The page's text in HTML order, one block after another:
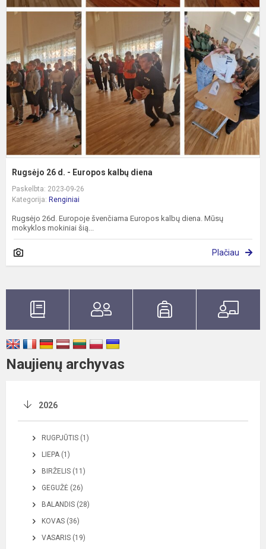
Rugsėjo 26 d. - Europos kalbų diena
Paskelbta: 2023-09-26
Kategorija: Renginiai
Rugsėjo 26d. Europoje švenčiama Europos kalbų diena. Mūsų
mokyklos mokiniai šią...
Plačiau
Naujienų archyvas
2026
RUGPJŪTIS (1)
LIEPA (1)
BIRŽELIS (11)
GEGUŽĖ (26)
BALANDIS (28)
KOVAS (36)
VASARIS (19)